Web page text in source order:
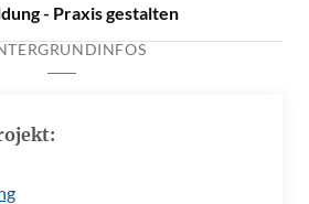
- Praxis gestalten